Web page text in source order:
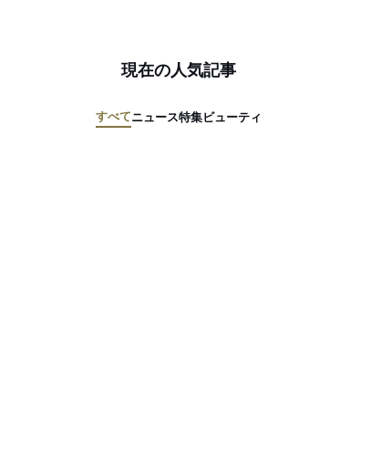
現在の人気記事
すべてニュース特集ビューティ